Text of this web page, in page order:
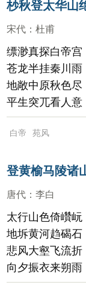
杪秋登太华山
宋代 ： 杜甫
缥渺真探白帝宫
苍龙半挂秦川雨
地敞中原秋色尽
平生突兀看人意
白帝 苑风
登黄榆马陵诸
唐代 ： 李白
太行山色倚巑岏
地坼黄河趋碣石
悲风大壑飞流折
向夕振衣来朔雨